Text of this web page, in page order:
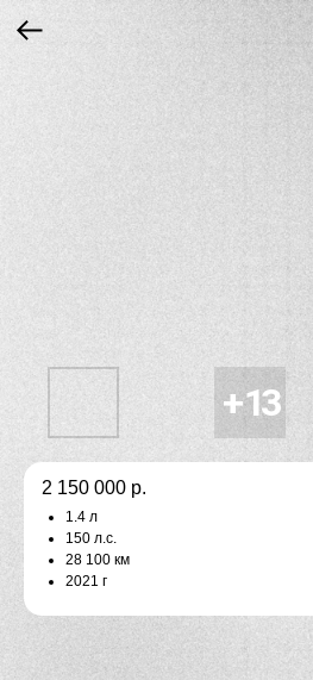
2 150 000 р.
1.4 л
150 л.с.
28 100 км
2021 г